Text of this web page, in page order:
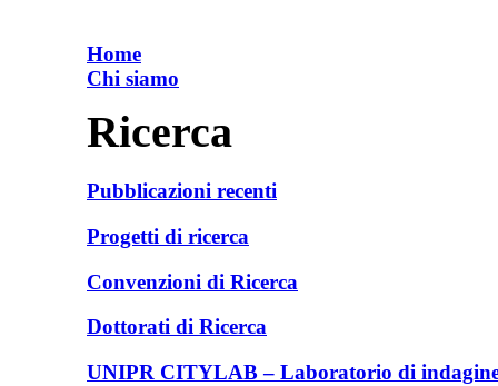
Home
Chi siamo
Ricerca
Pubblicazioni recenti
Progetti di ricerca
Convenzioni di Ricerca
Dottorati di Ricerca
UNIPR CITYLAB – Laboratorio di